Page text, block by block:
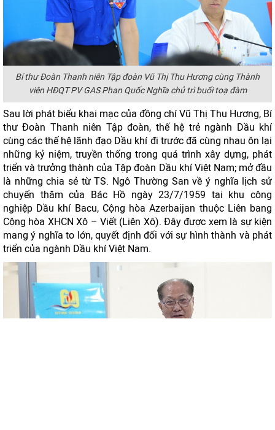
Bí thư Đoàn Thanh niên Tập đoàn Vũ Thị Thu Hương cùng Thành
viên HĐQT PV GAS Phan Quốc Nghĩa chủ trì buổi toạ đàm
Sau lời phát biểu khai mạc của đồng chí Vũ Thị Thu Hương, Bí
thư Đoàn Thanh niên Tập đoàn, thế hệ trẻ ngành Dầu khí
cùng các thế hệ lãnh đạo Dầu khí đi trước đã cùng nhau ôn lại
những kỷ niệm, truyền thống trong quá trình xây dựng, phát
triển và trưởng thành của Tập đoàn Dầu khí Việt Nam; mở đầu
là những chia sẻ từ TS. Ngô Thường San về ý nghĩa lịch sử
chuyến thăm của Bác Hồ ngày 23/7/1959 tại khu công
nghiệp Dầu khí Bacu, Cộng hòa Azerbaijan thuộc Liên bang
Cộng hòa XHCN Xô – Viết (Liên Xô). Đây được xem là sự kiện
mang ý nghĩa to lớn, quyết định đối với sự hình thành và phát
triển của ngành Dầu khí Việt Nam.